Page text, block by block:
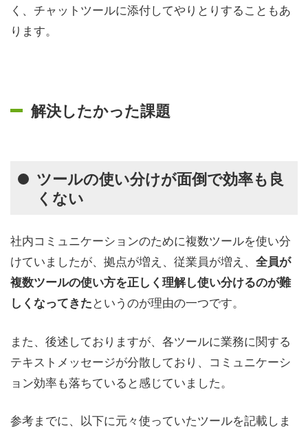
く、チャットツールに添付してやりとりすることもあ
ります。
解決したかった課題
ツールの使い分けが面倒で効率も良
くない
社内コミュニケーションのために複数ツールを使い分
けていましたが、拠点が増え、従業員が増え、 全員が
複数ツールの使い方を正しく理解し使い分けるのが難
しくなってきたというのが理由の一つです。
また、後述しておりますが、各ツールに業務に関する
テキストメッセージが分散しており、コミュニケーシ
ョン効率も落ちていると感じていました。
参考までに、以下に元々使っていたツールを記載しま